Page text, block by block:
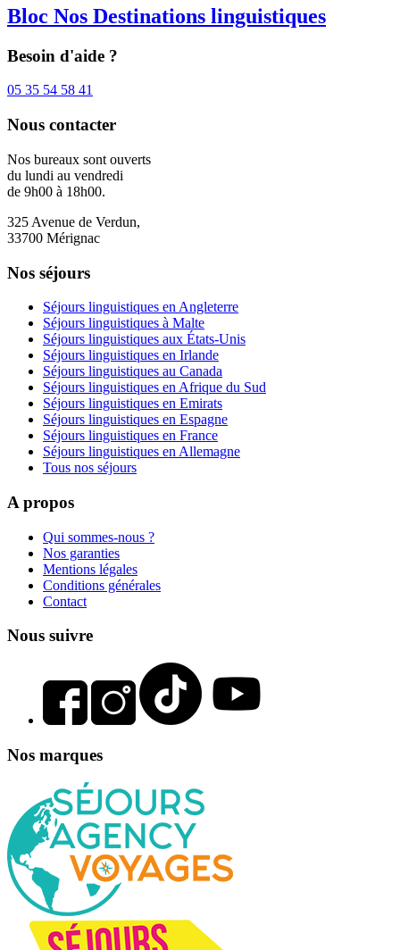
Bloc Nos Destinations linguistiques
Besoin d'aide ?
05 35 54 58 41
Nous contacter
Nos bureaux sont ouverts
du lundi au vendredi
de 9h00 à 18h00.
325 Avenue de Verdun,
33700 Mérignac
Nos séjours
Séjours linguistiques en Angleterre
Séjours linguistiques à Malte
Séjours linguistiques aux États-Unis
Séjours linguistiques en Irlande
Séjours linguistiques au Canada
Séjours linguistiques en Afrique du Sud
Séjours linguistiques en Emirats
Séjours linguistiques en Espagne
Séjours linguistiques en France
Séjours linguistiques en Allemagne
Tous nos séjours
A propos
Qui sommes-nous ?
Nos garanties
Mentions légales
Conditions générales
Contact
Nous suivre
Nos marques